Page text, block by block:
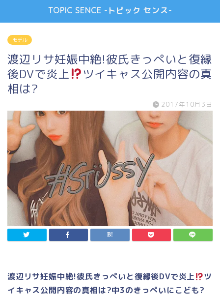
TOPIC SENCE -トピック センス-
モデル
渡辺リサ妊娠中絶!彼氏きっぺいと復縁
後DVで炎上
ツイキャス公開内容の真
相は?
2017年10月3日
渡辺リサ妊娠中絶!彼氏きっぺいと復縁後DVで炎上
ツ
イキャス公開内容の真相は?中3のきっぺいにこども?